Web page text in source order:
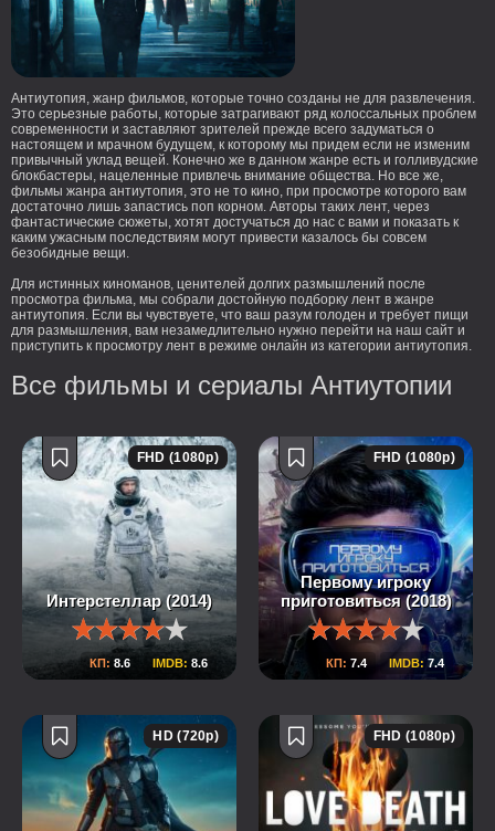
Антиутопия, жанр фильмов, которые точно созданы не для развлечения.
Это серьезные работы, которые затрагивают ряд колоссальных проблем
современности и заставляют зрителей прежде всего задуматься о
настоящем и мрачном будущем, к которому мы придем если не изменим
привычный уклад вещей. Конечно же в данном жанре есть и голливудские
блокбастеры, нацеленные привлечь внимание общества. Но все же,
фильмы жанра антиутопия, это не то кино, при просмотре которого вам
достаточно лишь запастись поп корном. Авторы таких лент, через
фантастические сюжеты, хотят достучаться до нас с вами и показать к
каким ужасным последствиям могут привести казалось бы совсем
безобидные вещи.
Для истинных киноманов, ценителей долгих размышлений после
просмотра фильма, мы собрали достойную подборку лент в жанре
антиутопия. Если вы чувствуете, что ваш разум голоден и требует пищи
для размышления, вам незамедлительно нужно перейти на наш сайт и
приступить к просмотру лент в режиме онлайн из категории антиутопия.
Все фильмы и сериалы Антиутопии
Интерстеллар (2014)
КП: 8.6 IMDB: 8.6
FHD (1080p)
Первому игроку
приготовиться (2018)
КП: 7.4 IMDB: 7.4
FHD (1080p)
HD (720p) FHD (1080p)